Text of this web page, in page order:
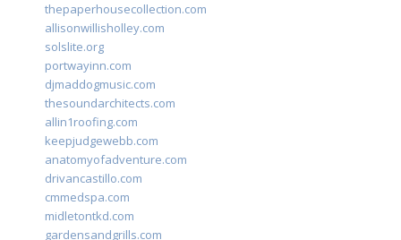
thepaperhousecollection.com
allisonwillisholley.com
solslite.org
portwayinn.com
djmaddogmusic.com
thesoundarchitects.com
allin1roofing.com
keepjudgewebb.com
anatomyofadventure.com
drivancastillo.com
cmmedspa.com
midletontkd.com
gardensandgrills.com